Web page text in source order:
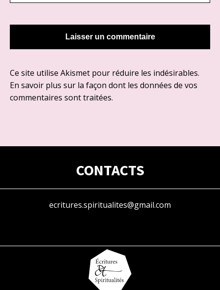
Ce site utilise Akismet pour réduire les indésirables.
En savoir plus sur la façon dont les données de vos
commentaires sont traitées.
CONTACTS
ecritures.spiritualites@gmail.com